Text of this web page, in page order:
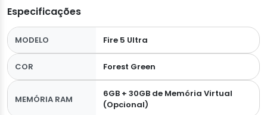
Especificações
MODELO Fire 5 Ultra
COR Forest Green
MEMÓRIA RAM
6GB + 30GB de Memória Virtual
(Opcional)